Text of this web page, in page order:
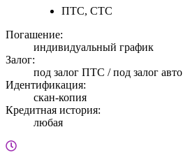
ПТС, СТС
Погашение:
индивидуальный график
Залог:
под залог ПТС / под залог авто
Идентификация:
скан-копия
Кредитная история:
любая